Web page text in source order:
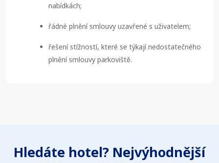
nabídkách;
řádné plnění smlouvy uzavřené s uživatelem;
řešení stížností, které se týkají nedostatečného
plnění smlouvy parkoviště.
Hledáte hotel? Nejvýhodnější